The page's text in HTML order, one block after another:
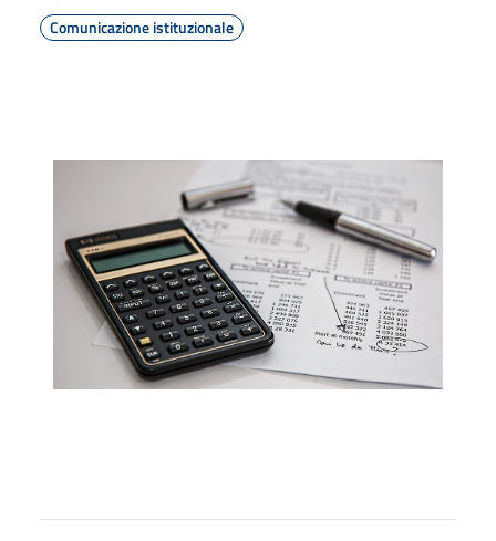
Comunicazione istituzionale